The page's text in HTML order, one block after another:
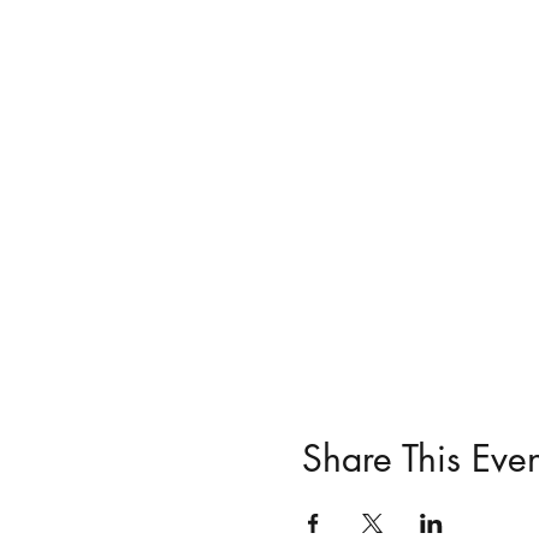
Share This